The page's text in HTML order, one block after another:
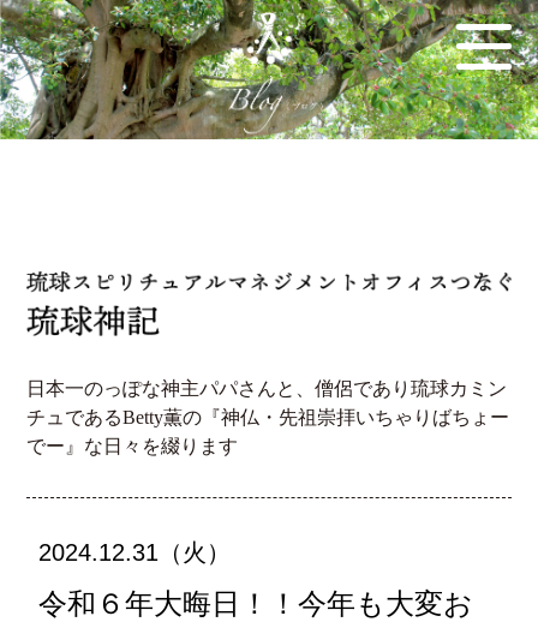
日本一のっぽな神主パパさんと、僧侶であり琉球カミン
チュであるBetty薫の『神仏・先祖崇拝いちゃりばちょー
でー』な日々を綴ります
2024.12.31（火）
令和６年大晦日！！今年も大変お